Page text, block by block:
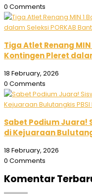
0 Comments
Tiga Atlet Renang
Kontingen Pleret
18 February, 2026
0 Comments
Sabet Podium Juara!
di Kejuaraan
18 February, 2026
0 Comments
Komentar